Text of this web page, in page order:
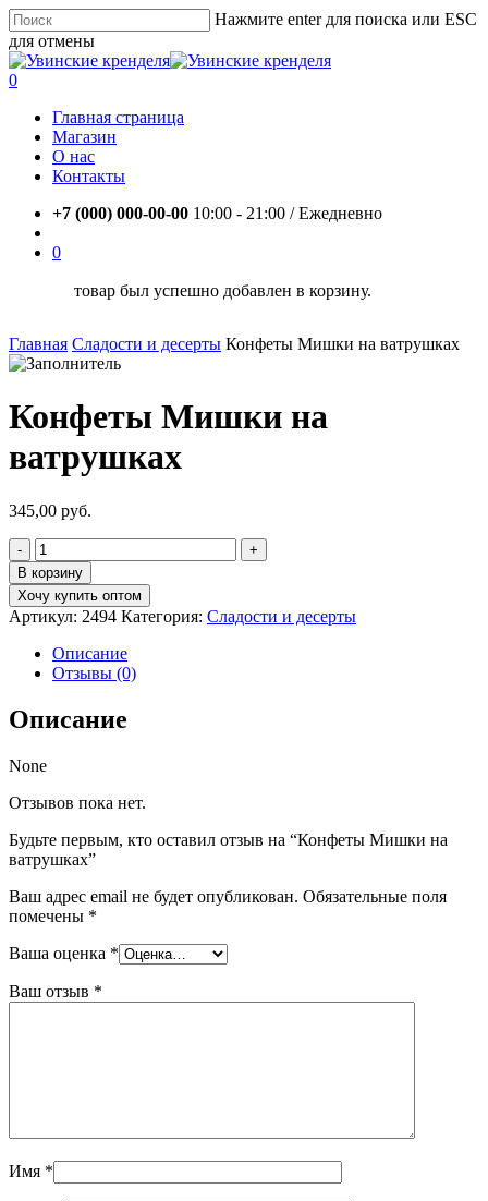
Skip
to
main
content
Нажмите enter для поиска или ESC
для отмены
Close
Search
account
0
Главная страница
Магазин
О нас
Контакты
+7 (000) 000-00-00 10:00 - 21:00 / Eжедневно
0
товар был успешно добавлен в корзину.
Главная Сладости и десерты Конфеты Мишки на ватрушках
Конфеты Мишки на
ватрушках
345,00 руб.
Количество
товара
Конфеты
Мишки
на
ватрушках
В корзину
Хочу купить оптом
Артикул: 2494 Категория: Сладости и десерты
Описание
Отзывы (0)
Описание
None
Отзывов пока нет.
Будьте первым, кто оставил отзыв на “Конфеты Мишки на
ватрушках”
Ваш адрес email не будет опубликован. Обязательные поля
помечены *
Ваша оценка *
Ваш отзыв *
Имя *